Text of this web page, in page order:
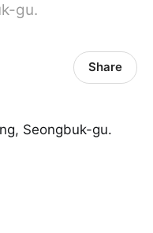
gu.
Share
Seongbuk-gu.